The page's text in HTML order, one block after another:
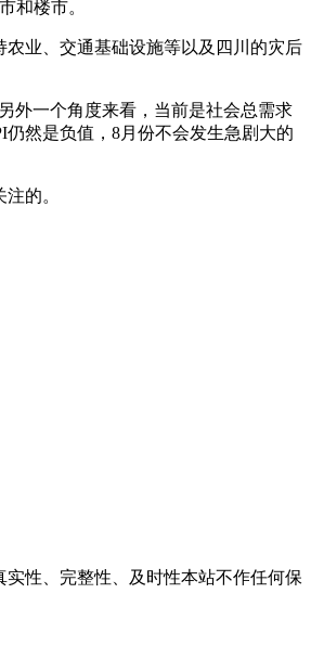
和楼市。
业、交通基础设施等以及四川的灾后
外一个角度来看，当前是社会总需求
然是负值，8月份不会发生急剧大的
的。
性、完整性、及时性本站不作任何保